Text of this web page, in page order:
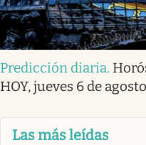
Predicción diaria.
HOY, jueves 6 de agosto
Las más leídas